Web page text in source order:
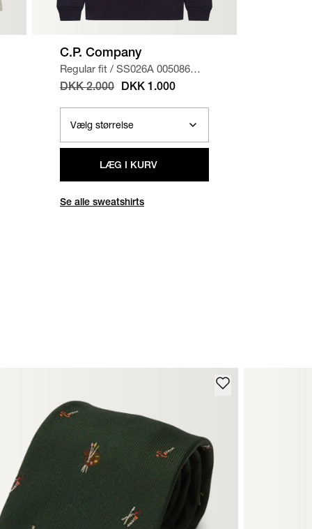
C.P. Company
Regular fit / SS026A 005086W
SWEATSHIRT / NAVY
DKK 2.000 DKK 1.000
LÆG I KURV
Se alle sweatshirts